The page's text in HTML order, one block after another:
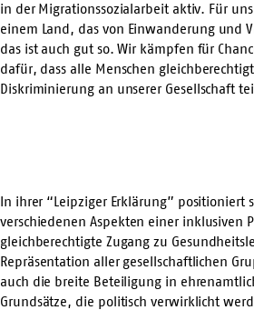
in der Migrationssozialarbeit aktiv. Für
einem Land, das von Einwanderung und
das ist auch gut so. Wir kämpfen für
dafür, dass alle Menschen
Diskriminierung an unserer Gesellschaft
In ihrer “Leipziger Erklärung” positioniert
verschiedenen Aspekten einer inklusiven
gleichberechtigte Zugang zu
Repräsentation aller gesellschaftlichen
auch die breite Beteiligung in
Grundsätze, die politisch verwirklicht